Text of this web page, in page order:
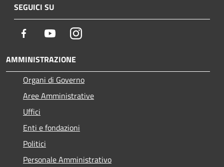
SEGUICI SU
Facebook YoutubeInstagram
AMMINISTRAZIONE
Organi di Governo
Aree Amministrative
Uffici
Enti e fondazioni
Politici
Personale Amministrativo